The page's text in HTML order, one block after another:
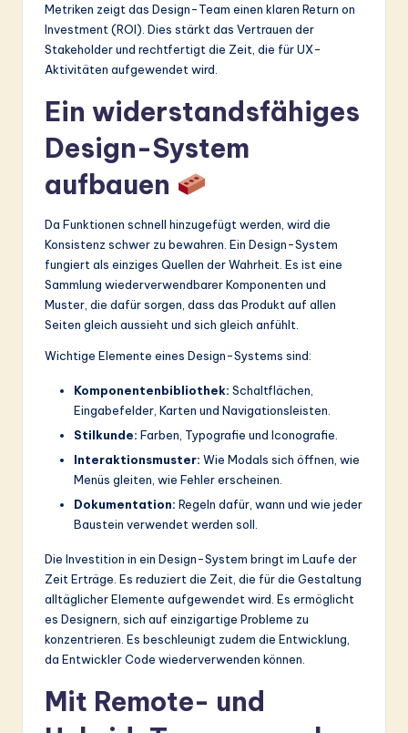
Metriken zeigt das Design-Team einen klaren Return on
Investment (ROI). Dies stärkt das Vertrauen der
Stakeholder und rechtfertigt die Zeit, die für UX-
Aktivitäten aufgewendet wird.
Ein widerstandsfähiges
Design-System
aufbauen
Da Funktionen schnell hinzugefügt werden, wird die
Konsistenz schwer zu bewahren. Ein Design-System
fungiert als einziges Quellen der Wahrheit. Es ist eine
Sammlung wiederverwendbarer Komponenten und
Muster, die dafür sorgen, dass das Produkt auf allen
Seiten gleich aussieht und sich gleich anfühlt.
Wichtige Elemente eines Design-Systems sind:
Komponentenbibliothek: Schaltflächen,
Eingabefelder, Karten und Navigationsleisten.
Stilkunde: Farben, Typografie und Iconografie.
Interaktionsmuster: Wie Modals sich öffnen, wie
Menüs gleiten, wie Fehler erscheinen.
Dokumentation: Regeln dafür, wann und wie jeder
Baustein verwendet werden soll.
Die Investition in ein Design-System bringt im Laufe der
Zeit Erträge. Es reduziert die Zeit, die für die Gestaltung
alltäglicher Elemente aufgewendet wird. Es ermöglicht
es Designern, sich auf einzigartige Probleme zu
konzentrieren. Es beschleunigt zudem die Entwicklung,
da Entwickler Code wiederverwenden können.
Mit Remote- und